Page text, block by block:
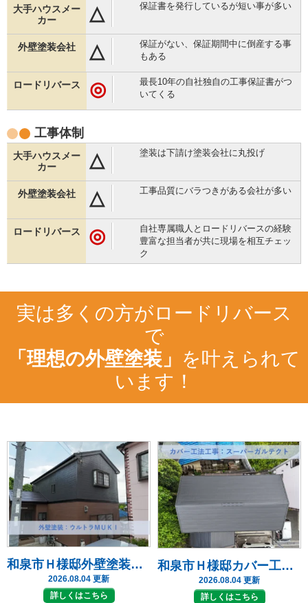
△ 保証書を発行しているが短い事が多い
△
保証がない、保証期間中に倒産する事
もある
◎
最長10年の自社独自の工事保証書がつ
いてくる
工事体制
△ 塗装は下請け塗装会社に丸投げ
△ 工事品質にバラつきがある会社が多い
◎
自社専属職人とロードリバースの経験
豊富な担当者が共に現場を相互チェッ
ク
実は多くの方がロードリバース
で
「理想の外壁塗装」 を叶えられて
います！
和泉市Ｈ様邸外壁塗装・屋根リフォーム工事 2026年7月
2026.08.04 更新
詳しくはこちら
和泉市Ｈ様邸カバー工法工事
2026.08.04 更新
詳しくはこちら